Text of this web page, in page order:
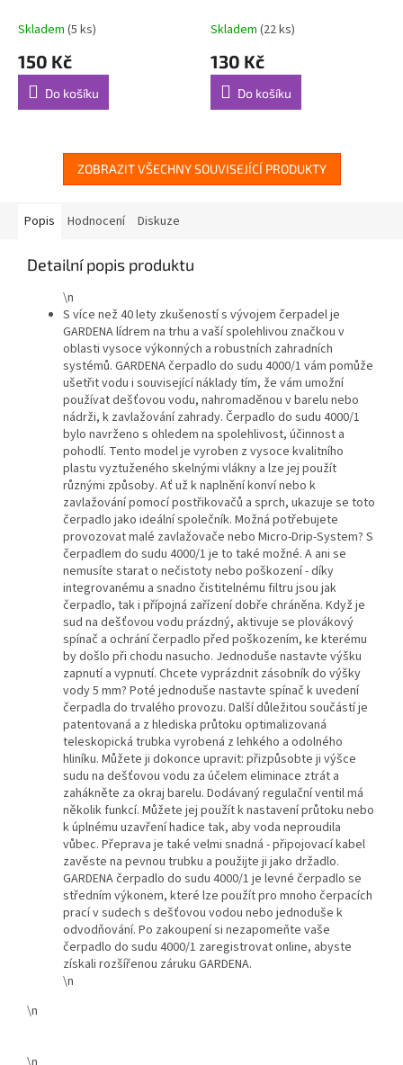
Skladem (5 ks)
150 Kč
Do košíku
Skladem (22 ks)
130 Kč
Do košíku
ZOBRAZIT VŠECHNY SOUVISEJÍCÍ PRODUKTY
Popis Hodnocení Diskuze
Detailní popis produktu
\n
S více než 40 lety zkušeností s vývojem čerpadel je
GARDENA lídrem na trhu a vaší spolehlivou značkou v
oblasti vysoce výkonných a robustních zahradních
systémů. GARDENA čerpadlo do sudu 4000/1 vám pomůže
ušetřit vodu i související náklady tím, že vám umožní
používat dešťovou vodu, nahromaděnou v barelu nebo
nádrži, k zavlažování zahrady. Čerpadlo do sudu 4000/1
bylo navrženo s ohledem na spolehlivost, účinnost a
pohodlí. Tento model je vyroben z vysoce kvalitního
plastu vyztuženého skelnými vlákny a lze jej použít
různými způsoby. Ať už k naplnění konví nebo k
zavlažování pomocí postřikovačů a sprch, ukazuje se toto
čerpadlo jako ideální společník. Možná potřebujete
provozovat malé zavlažovače nebo Micro-Drip-System? S
čerpadlem do sudu 4000/1 je to také možné. A ani se
nemusíte starat o nečistoty nebo poškození - díky
integrovanému a snadno čistitelnému filtru jsou jak
čerpadlo, tak i přípojná zařízení dobře chráněna. Když je
sud na dešťovou vodu prázdný, aktivuje se plovákový
spínač a ochrání čerpadlo před poškozením, ke kterému
by došlo při chodu nasucho. Jednoduše nastavte výšku
zapnutí a vypnutí. Chcete vyprázdnit zásobník do výšky
vody 5 mm? Poté jednoduše nastavte spínač k uvedení
čerpadla do trvalého provozu. Další důležitou součástí je
patentovaná a z hlediska průtoku optimalizovaná
teleskopická trubka vyrobená z lehkého a odolného
hliníku. Můžete ji dokonce upravit: přizpůsobte ji výšce
sudu na dešťovou vodu za účelem eliminace ztrát a
zahákněte za okraj barelu. Dodávaný regulační ventil má
několik funkcí. Můžete jej použít k nastavení průtoku nebo
k úplnému uzavření hadice tak, aby voda neproudila
vůbec. Přeprava je také velmi snadná - připojovací kabel
zavěste na pevnou trubku a použijte ji jako držadlo.
GARDENA čerpadlo do sudu 4000/1 je levné čerpadlo se
středním výkonem, které lze použít pro mnoho čerpacích
prací v sudech s dešťovou vodou nebo jednoduše k
odvodňování. Po zakoupení si nezapomeňte vaše
čerpadlo do sudu 4000/1 zaregistrovat online, abyste
získali rozšířenou záruku GARDENA.
\n
\n